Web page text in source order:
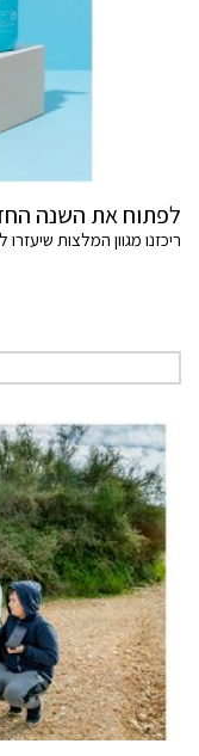
לפתוח את השנה
ריכזנו מגוון המלצות